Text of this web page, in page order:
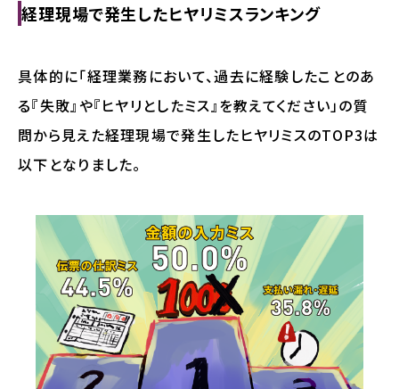
経理現場で発生したヒヤリミスランキング
具体的に「経理業務において、過去に経験したことのあ
る『失敗』や『ヒヤリとしたミス』を教えてください」の質
問から見えた経理現場で発生したヒヤリミスのTOP3は
以下となりました。